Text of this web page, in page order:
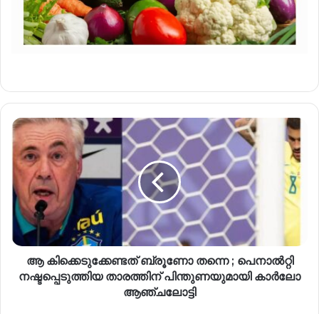
ആ കിക്കെടുക്കേണ്ടത് ബ്രൂണോ തന്നെ ; പെനാൽറ്റി
നഷ്ടപ്പെടുത്തിയ താരത്തിന് പിന്തുണയുമായി കാർലോ
ആഞ്ചലോട്ടി